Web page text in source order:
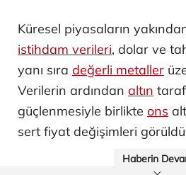
Küresel piyasaların
istihdam verileri, dolar ve
yanı sıra değerli metaller
Verilerin ardından altın
güçlenmesiyle birlikte ons
sert fiyat değişimleri
Haberin